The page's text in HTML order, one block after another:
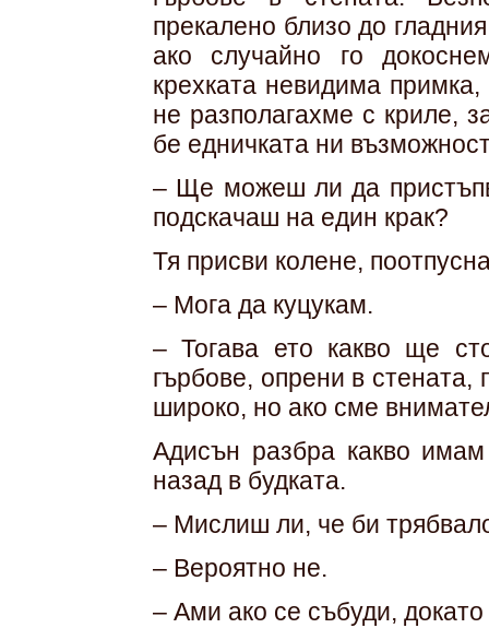
прекалено близо до
ако случайно го
крехката невидима
не разполагахме с криле,
бе едничката ни
– Ще можеш ли да
подскачаш на един крак?
Тя присви колене,
– Мога да куцукам.
– Тогава ето какво ще
гърбове, опрени в
широко, но ако сме
Адисън разбра какво
назад в будката.
– Мислиш ли, че би
– Вероятно не.
– Ами ако се събуди,